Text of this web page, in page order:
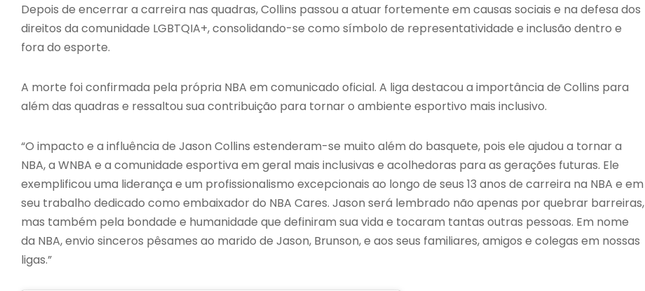
Depois de encerrar a carreira nas quadras, Collins passou a atuar fortemente em causas sociais e na defesa dos
direitos da comunidade LGBTQIA+, consolidando-se como símbolo de representatividade e inclusão dentro e
fora do esporte.
A morte foi confirmada pela própria NBA em comunicado oficial. A liga destacou a importância de Collins para
além das quadras e ressaltou sua contribuição para tornar o ambiente esportivo mais inclusivo.
“O impacto e a influência de Jason Collins estenderam-se muito além do basquete, pois ele ajudou a tornar a
NBA, a WNBA e a comunidade esportiva em geral mais inclusivas e acolhedoras para as gerações futuras. Ele
exemplificou uma liderança e um profissionalismo excepcionais ao longo de seus 13 anos de carreira na NBA e em
seu trabalho dedicado como embaixador do NBA Cares. Jason será lembrado não apenas por quebrar barreiras,
mas também pela bondade e humanidade que definiram sua vida e tocaram tantas outras pessoas. Em nome
da NBA, envio sinceros pêsames ao marido de Jason, Brunson, e aos seus familiares, amigos e colegas em nossas
ligas.”